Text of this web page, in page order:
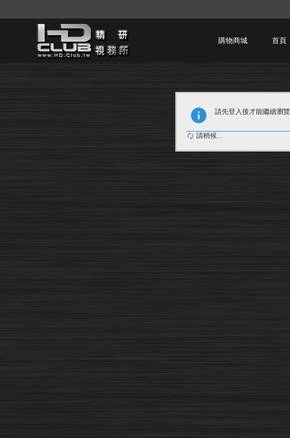
購物商城 首頁
請先登入後才能繼續瀏覽
請稍候...